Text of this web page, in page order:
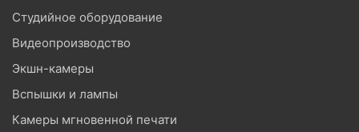
Студийное оборудование
Видеопроизводство
Экшн-камеры
Вспышки и лампы
Камеры мгновенной печати